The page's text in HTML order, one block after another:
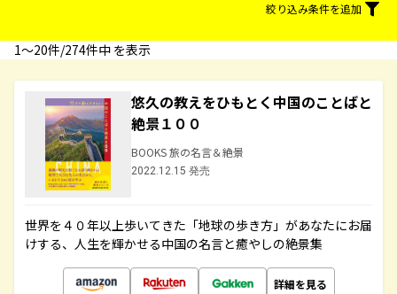
絞り込み条件を追加
1〜20件/274件中 を表示
悠久の教えをひもとく中国のことばと
絶景１００
BOOKS 旅の名言＆絶景
2022.12.15 発売
世界を４０年以上歩いてきた「地球の歩き方」があなたにお届
けする、人生を輝かせる中国の名言と癒やしの絶景集
詳細を見る